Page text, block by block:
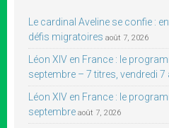
Le cardinal Aveline se confie :
défis migratoires août 7, 2026
Léon XIV en France : le
septembre – 7 titres, vendredi 7
Léon XIV en France : le
septembre août 7, 2026